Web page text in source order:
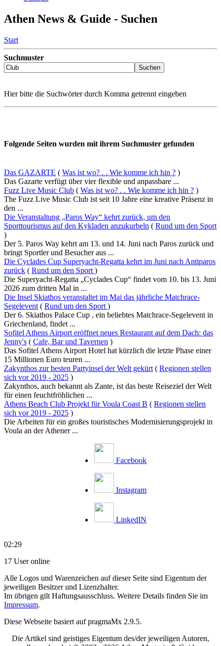
Athen News & Guide - Suchen
Start
Suchmuster
Hier bitte die Suchwörter durch Komma getrennt eingeben
Folgende Seiten wurden mit ihrem Suchmuster gefunden
Das GAZARTE ( Was ist wo? . . Wie komme ich hin ? )
Das Gazarte verfügt über vier flexible und anpassbare ...
Fuzz Live Music Club ( Was ist wo? . . Wie komme ich hin ? )
The Fuzz Live Music Club ist seit 10 Jahre eine kreative Präsenz in
den ...
Die Veranstaltung „Paros Way“ kehrt zurück, um den
Sporttourismus auf den Kykladen anzukurbeln ( Rund um den Sport
)
Der 5. Paros Way kehrt am 13. und 14. Juni nach Paros zurück und
bringt Sportler und Besucher aus ...
Die Cyclades Cup Superyacht-Regatta kehrt im Juni nach Antiparos
zurück ( Rund um den Sport )
Die Superyacht-Regatta „Cyclades Cup“ findet vom 10. bis 13. Juni
2026 zum dritten Mal in ...
Die Insel Skiathos veranstaltet im Mai das jährliche Matchrace-
Segelevent ( Rund um den Sport )
Der 6. Skiathos Palace Cup , ein beliebtes Matchrace-Segelevent in
Griechenland, findet ...
Sofitel Athens Airport eröffnet neues Restaurant auf dem Dach: das
Jenny's ( Cafe, Bar und Tavernen )
Das Sofitel Athens Airport Hotel hat kürzlich die letzte Phase einer
15 Millionen Euro teuren ...
Zakynthos zur besten Partyinsel der Welt gekürt ( Regionen stellen
sich vor 2019 - 2025 )
Zakynthos, auch bekannt als Zante, ist das beste Reiseziel der Welt
für einen feuchtfröhlichen ...
Athens Beach Club Projekt für Voula Coast B ( Regionen stellen
sich vor 2019 - 2025 )
Die Arbeiten für ein großes touristisches Modernisierungsprojekt in
Voula an der Athener ...
Facebook
Instagram
LinkedIN
02:29
17 User online
Alle Logos und Warenzeichen auf dieser Seite sind Eigentum der
jeweiligen Besitzer und Lizenzhalter.
Im übrigen gilt Haftungsausschluss. Weitere Details finden Sie im
Impressum.
Diese Webseite basiert auf pragmaMx 2.9.5.
Die Artikel sind geistiges Eigentum des/der jeweiligen Autoren,